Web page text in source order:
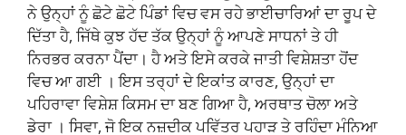
ਨੇ ਉਨ੍ਹਾਂ ਨੂੰ ਛੋਟੇ ਛੋਟੇ ਪਿੰਡਾਂ ਵਿਚ ਵਸ ਰਹੇ ਭਾਈਚਾਰਿਆਂ ਦਾ ਰੂਪ ਦੇ
ਦਿੱਤਾ ਹੈ, ਜਿੱਥੇ ਕੁਝ ਹੱਦ ਤੱਕ ਉਨ੍ਹਾਂ ਨੂੰ ਆਪਣੇ ਸਾਧਨਾਂ ਤੇ ਹੀ
ਨਿਰਭਰ ਕਰਨਾ ਪੈਂਦਾ। ਹੈ ਅਤੇ ਇਸੇ ਕਰਕੇ ਜਾਤੀ ਵਿਸ਼ੇਸ਼ਤਾ ਹੋਂਦ
ਵਿਚ ਆ ਗਈ । ਇਸ ਤਰ੍ਹਾਂ ਦੇ ਇਕਾਂਤ ਕਾਰਣ, ਉਨ੍ਹਾਂ ਦਾ
ਪਹਿਰਾਵਾ ਵਿਸ਼ੇਸ਼ ਕਿਸਮ ਦਾ ਬਣ ਗਿਆ ਹੈ, ਅਰਥਾਤ ਚੋਲਾ ਅਤੇ
ਡੇਰਾ । ਸਿਵਾ, ਜੋ ਇਕ ਨਜ਼ਦੀਕ ਪਵਿੱਤਰ ਪਹਾੜ ਤੇ ਰਹਿੰਦਾ ਮੰਨਿਆ